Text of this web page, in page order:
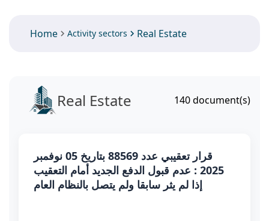
Home Activity sectors Real Estate
Real Estate 140document(s)
قرار تعقيبي عدد 88569 بتاريخ 05 نوفمبر
2025 : عدم قبول الدفع الجديد أمام التعقيب
إذا لم يثر سابقا ولم يتصل بالنظام العام